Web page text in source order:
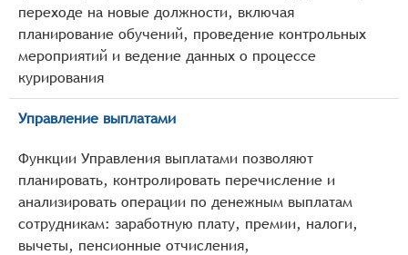
переходе на новые должности, включая
планирование обучений, проведение контрольных
мероприятий и ведение данных о процессе
курирования
Управление выплатами
Функции Управления выплатами позволяют
планировать, контролировать перечисление и
анализировать операции по денежным выплатам
сотрудникам: заработную плату, премии, налоги,
вычеты, пенсионные отчисления,